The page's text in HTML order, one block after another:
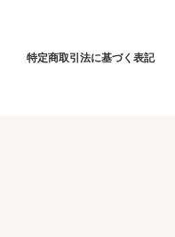
特定商取引法に基づく表記